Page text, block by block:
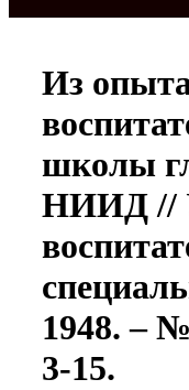
Из
школы
НИИД //
1948. –
3-15.